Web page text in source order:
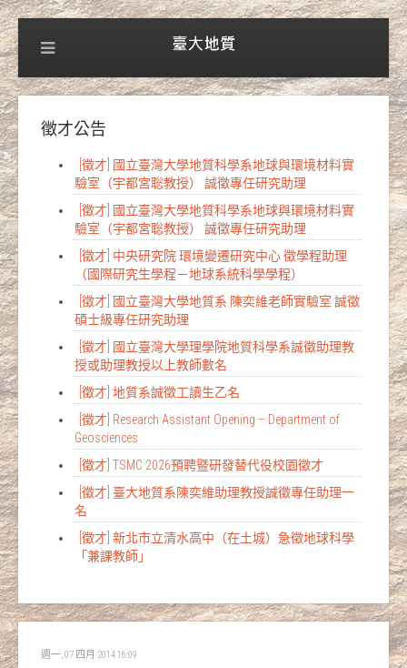
徵才公告
[徵才] 國立臺灣大學地質科學系地球與環境材料實
驗室（宇都宮聡教授） 誠徵專任研究助理
[徵才] 國立臺灣大學地質科學系地球與環境材料實
驗室（宇都宮聡教授） 誠徵專任研究助理
[徵才] 中央研究院 環境變遷研究中心 徵學程助理
（國際研究生學程－地球系統科學學程）
[徵才] 國立臺灣大學地質系 陳奕維老師實驗室 誠徵
碩士級專任研究助理
[徵才] 國立臺灣大學理學院地質科學系誠徵助理教
授或助理教授以上教師數名
[徵才] 地質系誠徵工讀生乙名
[徵才] Research Assistant Opening – Department of
Geosciences
[徵才] TSMC 2026預聘暨研發替代役校園徵才
[徵才] 臺大地質系陳奕維助理教授誠徵專任助理一
名
[徵才] 新北市立清水高中（在土城）急徵地球科學
「兼課教師」
週一, 07 四月 2014 16:09